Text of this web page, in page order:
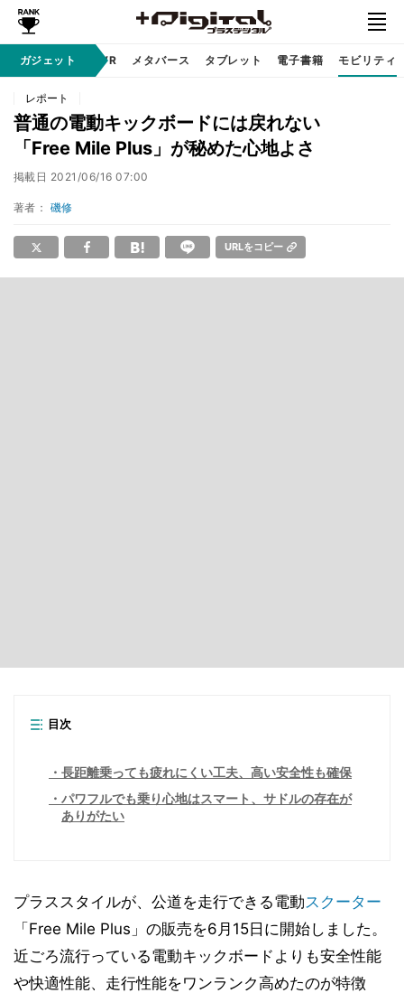
ガジェット
ガジェット VR メタバース タブレット 電子書籍 モビリティ
レポート
普通の電動キックボードには戻れない
「Free Mile Plus」が秘めた心地よさ
掲載日 2021/06/16 07:00
著者： 磯修
URLをコピー
目次
長距離乗っても疲れにくい工夫、高い安全性も確保
パワフルでも乗り心地はスマート、サドルの存在が
ありがたい
プラススタイルが、公道を走行できる電動スクーター
「Free Mile Plus」の販売を6月15日に開始しました。
近ごろ流行っている電動キックボードよりも安全性能
や快適性能、走行性能をワンランク高めたのが特徴